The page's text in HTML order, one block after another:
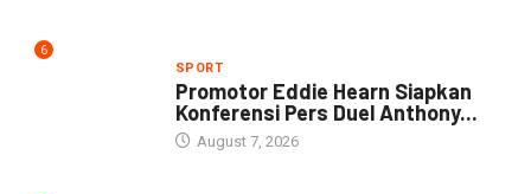
6
SPORT
Promotor Eddie Hearn Siapkan
Konferensi Pers Duel Anthony...
August 7, 2026